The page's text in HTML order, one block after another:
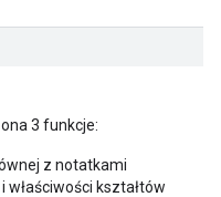
3 funkcje:
z notatkami
kształtów